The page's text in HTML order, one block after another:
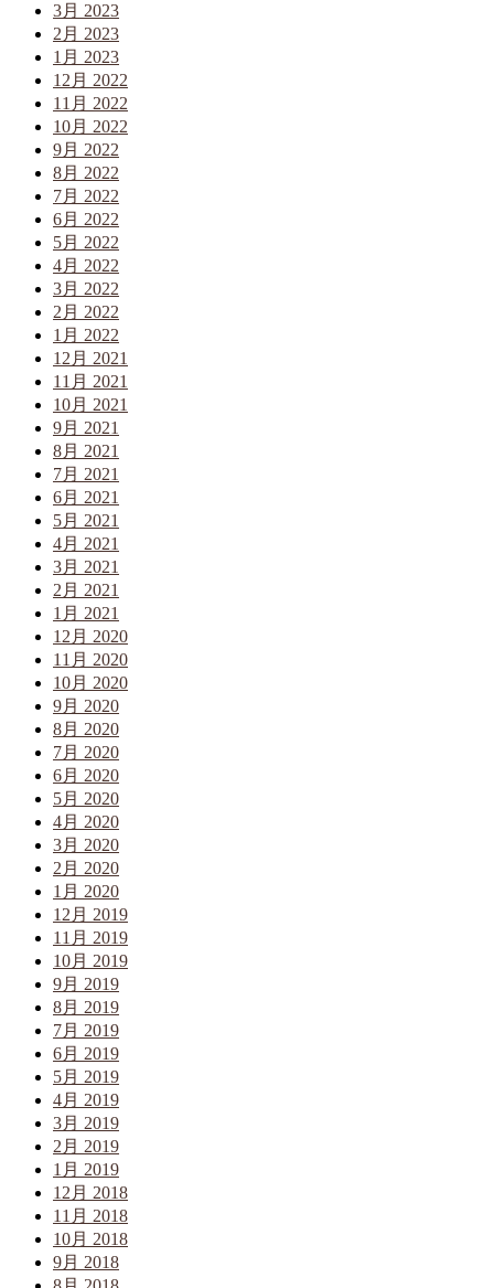
3月 2023
2月 2023
1月 2023
12月 2022
11月 2022
10月 2022
9月 2022
8月 2022
7月 2022
6月 2022
5月 2022
4月 2022
3月 2022
2月 2022
1月 2022
12月 2021
11月 2021
10月 2021
9月 2021
8月 2021
7月 2021
6月 2021
5月 2021
4月 2021
3月 2021
2月 2021
1月 2021
12月 2020
11月 2020
10月 2020
9月 2020
8月 2020
7月 2020
6月 2020
5月 2020
4月 2020
3月 2020
2月 2020
1月 2020
12月 2019
11月 2019
10月 2019
9月 2019
8月 2019
7月 2019
6月 2019
5月 2019
4月 2019
3月 2019
2月 2019
1月 2019
12月 2018
11月 2018
10月 2018
9月 2018